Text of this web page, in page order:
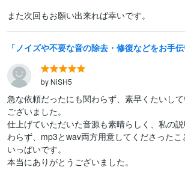
また次回もお願い出来れば幸いです。
by NiSH5
急な依頼だったにも関わらず、素早くたいし
ございました。
仕上げていただいた音源も素晴らしく、私の
わらず、mp3とwav両方用意してくださった
いっぱいです。
本当にありがとうございました。